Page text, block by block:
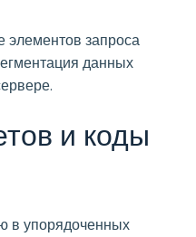
элементов запроса
данных
и коды
в упорядоченных